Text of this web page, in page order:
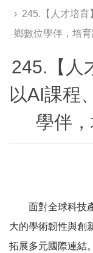
245.【人才培育
鄉數位學伴，培
245.【人
以AI課程
學伴
面對全球科技
大的學術韌性與創
拓展多元國際連結